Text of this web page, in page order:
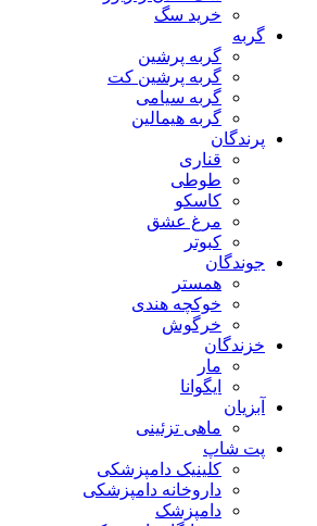
خرید سگ
گربه
گربه پرشین
گربه پرشین کت
گربه سیامی
گربه هیمالین
پرندگان
قناری
طوطی
کاسکو
مرغ عشق
کبوتر
جوندگان
همستر
خوکچه هندی
خرگوش
خزندگان
مار
ایگوانا
آبزیان
ماهی تزئینی
پت شاپ
کلینیک دامپزشکی
داروخانه دامپزشکی
دامپزشک